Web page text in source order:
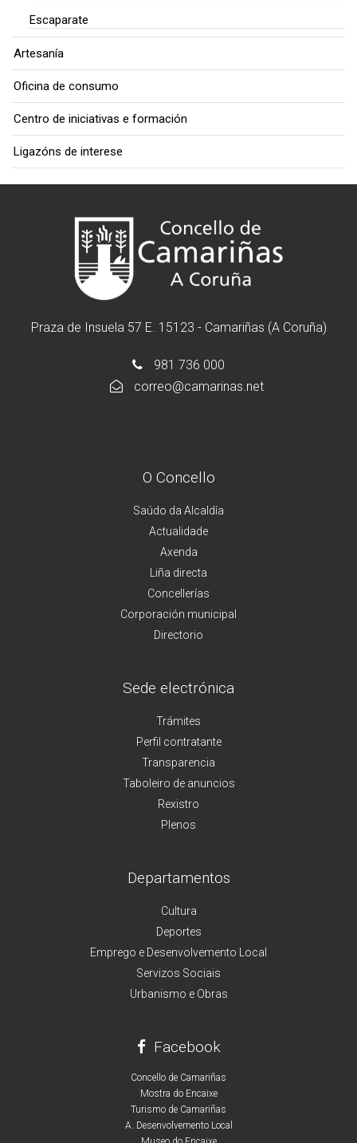
Escaparate
Artesanía
Oficina de consumo
Centro de iniciativas e formación
Ligazóns de interese
Praza de Insuela 57 E. 15123 - Camariñas (A Coruña)
981 736 000
correo@camarinas.net
O Concello
Saúdo da Alcaldía
Actualidade
Axenda
Liña directa
Concellerías
Corporación municipal
Directorio
Sede electrónica
Trámites
Perfil contratante
Transparencia
Taboleiro de anuncios
Rexistro
Plenos
Departamentos
Cultura
Deportes
Emprego e Desenvolvemento Local
Servizos Sociais
Urbanismo e Obras
Facebook
Concello de Camariñas
Mostra do Encaixe
Turismo de Camariñas
A. Desenvolvemento Local